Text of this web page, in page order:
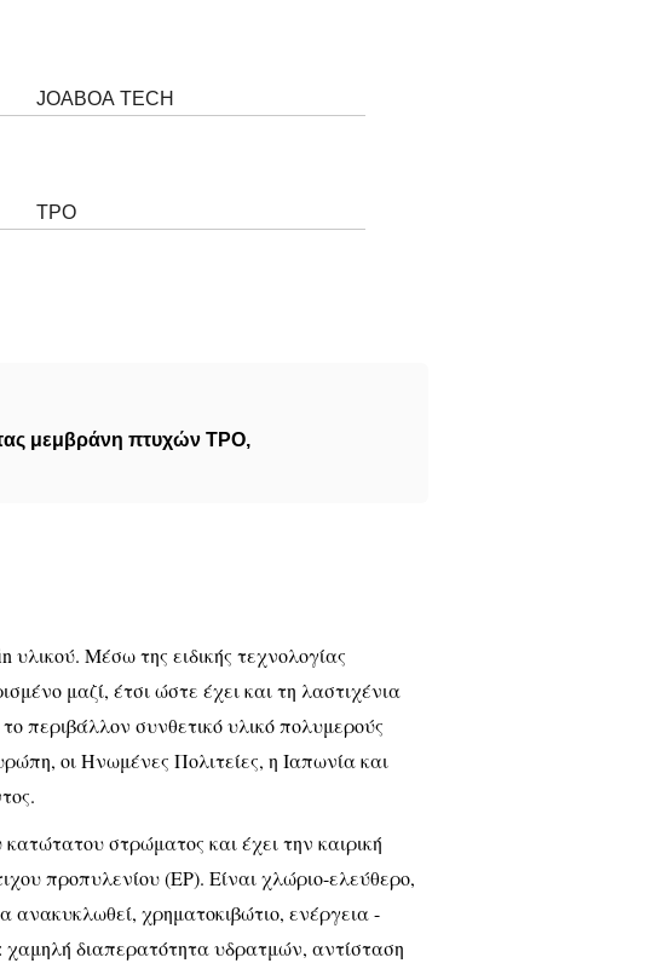
JOABOA TECH
TPO
μεμβράνη πτυχών TPO,
Μέσω της ειδικής τεχνολογίας
μαζί, έτσι ώστε έχει και τη λαστιχένια
περιβάλλον συνθετικό υλικό πολυμερούς
οι Ηνωμένες Πολιτείες, η Ιαπωνία και
στρώματος και έχει την καιρική
προπυλενίου (EP). Είναι χλώριο-ελεύθερο,
ανακυκλωθεί, χρηματοκιβώτιο, ενέργεια -
χαμηλή διαπερατότητα υδρατμών, αντίσταση